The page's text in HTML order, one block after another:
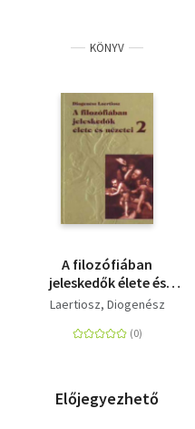
KÖNYV
A filozófiában
jeleskedők élete és
nézetei 2.
Laertiosz, Diogenész
Előjegyezhető